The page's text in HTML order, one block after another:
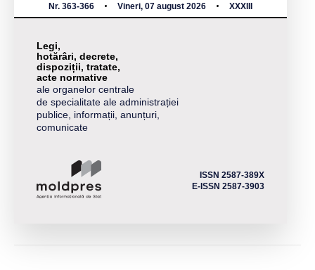
Nr. 363-366 Vineri, 07 august 2026 XXXIII
Legi,
hotărâri, decrete,
dispoziții, tratate,
acte normative
ale organelor centrale
de specialitate ale administrației
publice, informații, anunțuri,
comunicate
ISSN 2587-389X
E-ISSN 2587-3903